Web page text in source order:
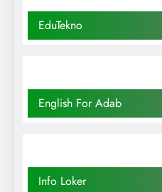
EduTekno
English For Adab
Info Loker